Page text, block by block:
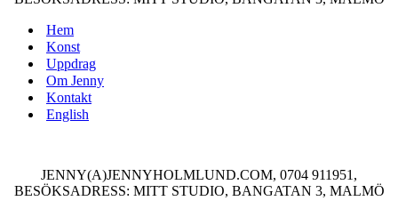
Hem
Konst
Uppdrag
Om Jenny
Kontakt
English
JENNY(A)JENNYHOLMLUND.COM, 0704 911951,
BESÖKSADRESS: MITT STUDIO, BANGATAN 3, MALMÖ